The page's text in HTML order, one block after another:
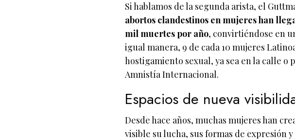
Si hablamos de la segunda arista, el
abortos clandestinos en mujeres han
mil muertes por año, convirtiéndose en
igual manera, 9 de cada 10 mujeres
hostigamiento sexual, ya sea en la calle o
Amnistía Internacional.
Espacios de nueva
Desde hace años, muchas mujeres han
visible su lucha, sus formas de expresión